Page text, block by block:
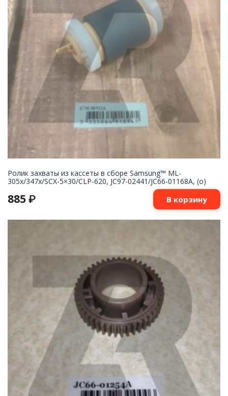
Ролик захваты из кассеты в сборе Samsung™ ML-
305x/347x/SCX-5×30/CLP-620, JC97-02441/JC66-01168A, (o)
885 ₽ В корзину